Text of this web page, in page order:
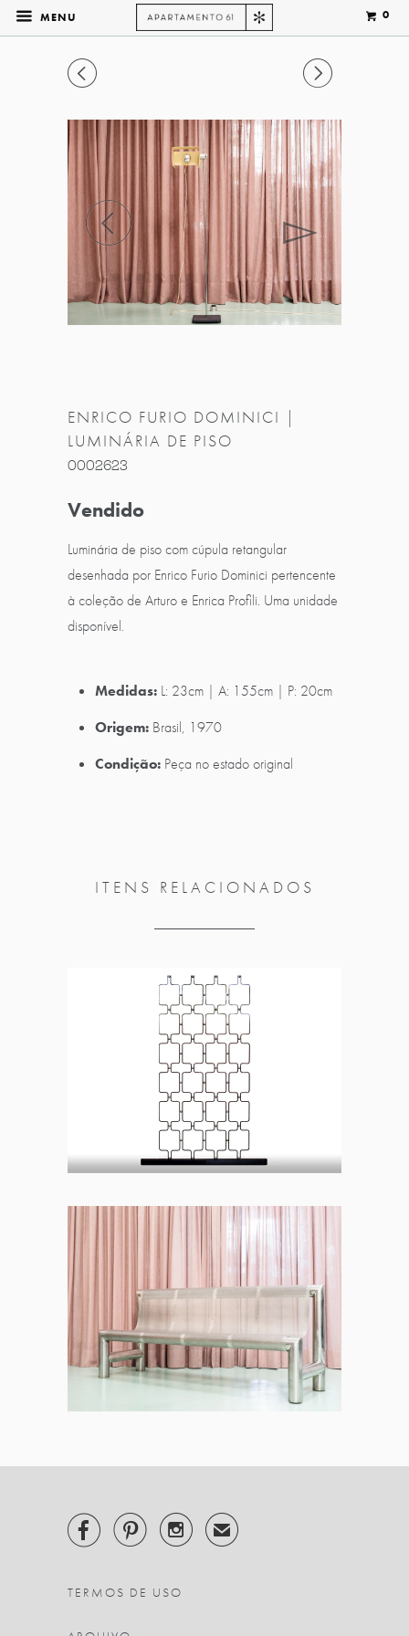
MENU 0
◅ ▻
◅ ▻
ENRICO FURIO DOMINICI |
LUMINÁRIA DE PISO
0002623
Vendido
Luminária de piso com cúpula retangular
desenhada por Enrico Furio Dominici pertencente
à coleção de Arturo e Enrica Profili. Uma unidade
disponível.
Medidas: L: 23cm | A: 155cm | P: 20cm
Origem: Brasil, 1970
Condição: Peça no estado original
ITENS RELACIONADOS
   ✉
TERMOS DE USO